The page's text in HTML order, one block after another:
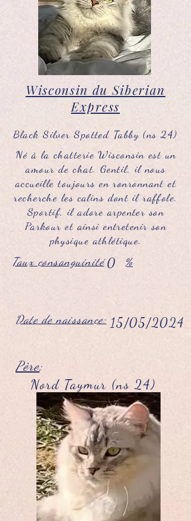
Wisconsin du Siberian
Express
Black Silver Spotted Tabby (ns 24)
Né à la chatterie Wisconsin est un
amour de chat. Gentil, il nous
accueille toujours en ronronnant et
recherche les calins dont il raffole.
Sportif, il adore arpenter son
Parkour et ainsi entretenir son
physique athlétique.
Taux consanguinité 0 %
Date de naissance: 15/05/2024
Père;
Nord Taymur (ns 24)